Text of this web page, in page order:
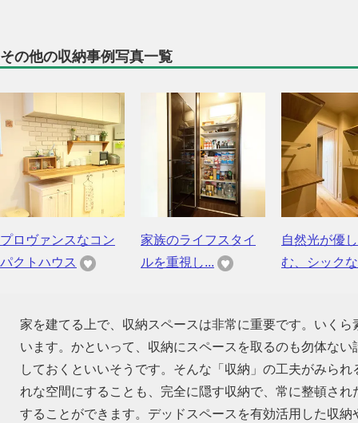
その他の収納事例写真一覧
プロヴァンスなコン
パクトハウス
家族のライフスタイ
ルを重視し...
自然光が優
む、シック
家を建てる上で、収納スペースは非常に重要です。いく
います。かといって、収納にスペースを取るのも勿体な
しておくといいそうです。そんな「収納」の工夫がみら
れな空間にすることも、完全に隠す収納で、常に整頓さ
することができます。デッドスペースを有効活用した収